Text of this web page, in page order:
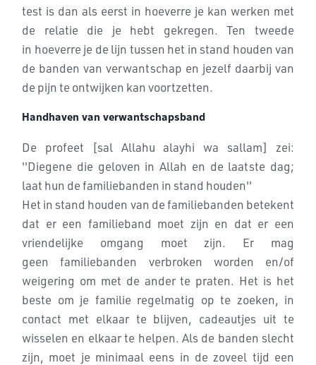
test is dan als eerst in hoeverre je kan werken met
de relatie die je hebt gekregen. Ten tweede
in hoeverre je de lijn tussen het in stand houden van
de banden van verwantschap en jezelf daarbij van
de pijn te ontwijken kan voortzetten.
Handhaven van verwantschapsband
De profeet [sal Allahu alayhi wa sallam] zei:
''Diegene die geloven in Allah en de laatste dag;
laat hun de familiebanden in stand houden''
Het in stand houden van de familiebanden betekent
dat er een familieband moet zijn en dat er een
vriendelijke omgang moet zijn. Er mag
geenfamiliebanden verbroken worden en/of
weigering om met de ander te praten. Het is het
beste om je familie regelmatig op te zoeken, in
contact met elkaar te blijven, cadeautjes uit te
wisselen en elkaar te helpen. Als de banden slecht
zijn, moet je minimaal eens in de zoveel tijd een